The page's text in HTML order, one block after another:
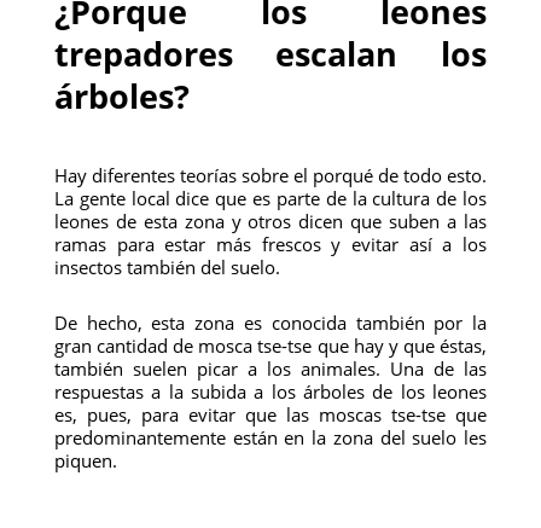
¿Porque los leones
trepadores escalan los
árboles?
Hay diferentes teorías sobre el porqué de todo esto.
La gente local dice que es parte de la cultura de los
leones de esta zona y otros dicen que suben a las
ramas para estar más frescos y evitar así a los
insectos también del suelo.
De hecho, esta zona es conocida también por la
gran cantidad de mosca tse-tse que hay y que éstas,
también suelen picar a los animales. Una de las
respuestas a la subida a los árboles de los leones
es, pues, para evitar que las moscas tse-tse que
predominantemente están en la zona del suelo les
piquen.